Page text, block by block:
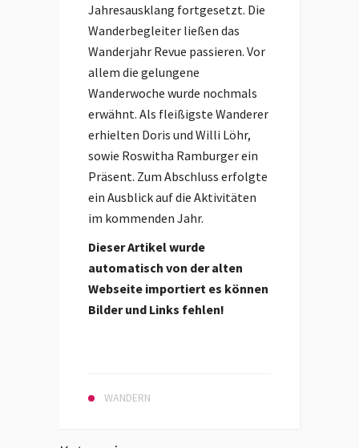
Jahresausklang fortgesetzt. Die
Wanderbegleiter ließen das
Wanderjahr Revue passieren. Vor
allem die gelungene
Wanderwoche wurde nochmals
erwähnt. Als fleißigste Wanderer
erhielten Doris und Willi Löhr,
sowie Roswitha Ramburger ein
Präsent. Zum Abschluss erfolgte
ein Ausblick auf die Aktivitäten
im kommenden Jahr.
Dieser Artikel wurde
automatisch von der alten
Webseite importiert es können
Bilder und Links fehlen!
WANDERN